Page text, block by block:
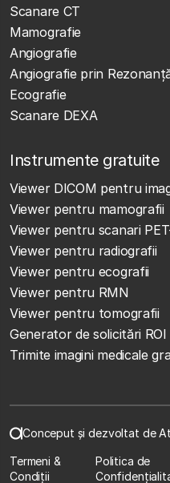
Scanare CT
Mamografie
Angiografie
Angiografie prin
Ecografie
Scanare DEXA
Instrumente gratuite
Viewer DICOM pentru
Viewer pentru mamografii
Viewer pentru scanari
Viewer pentru radiografii
Viewer pentru ecografii
Viewer pentru RMN
Viewer pentru tomografii
Generator de solicitări ROI
Trimite imagini medicale
Conceput și dezvoltat de
Termeni &
Condiții
Politica de